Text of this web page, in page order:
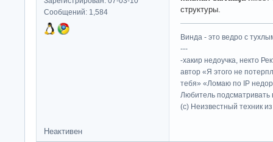
Сообщений: 1,584
структуры.
Винда - это ведро с
---
-хакир недоучка, некто
автор «Я этого не
тебя» «Ломаю по IP
Любитель подсматривать
(c) Неизвестный техник
Неактивен